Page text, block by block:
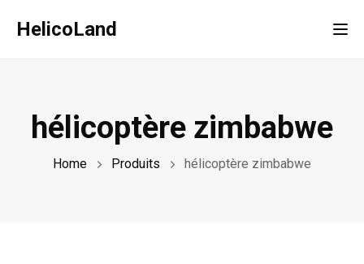
HelicoLand
hélicoptère zimbabwe
Home Produits hélicoptère zimbabwe